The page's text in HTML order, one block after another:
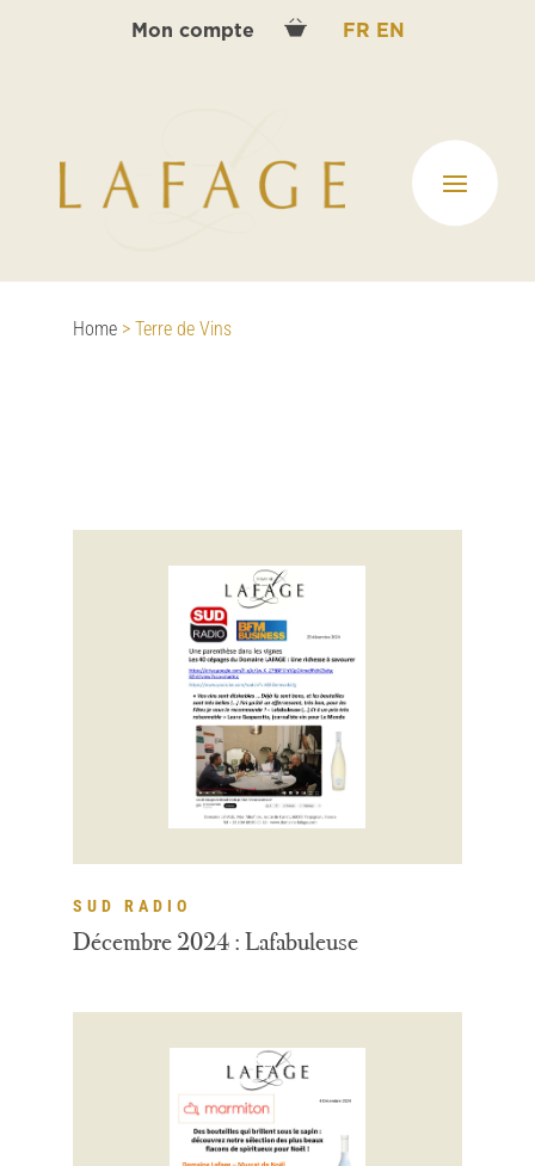
Mon compte FR EN
Home> Terre de Vins
Décembre 2024 : Lafabuleuse
SUD RADIO